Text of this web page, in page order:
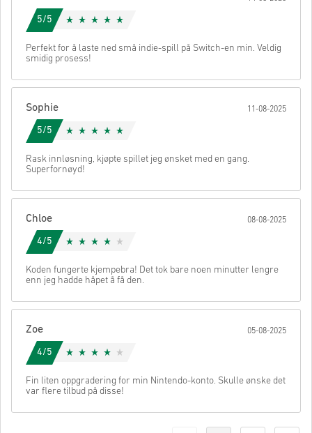
• Velg produktet ditt
• Velg ønsket betalingsmetode
• Fullfør bestillingen
Når det er gjort, får du en e-post med en sikker lenke for å få
Avbryt Send
5/5
Perfekt for å laste ned små indie-spill på Switch-en min. Veldig
smidig prosess!
Sophie 11-08-2025
5/5
Rask innløsning, kjøpte spillet jeg ønsket med en gang.
Superfornøyd!
Chloe 08-08-2025
4/5
Koden fungerte kjempebra! Det tok bare noen minutter lengre
enn jeg hadde håpet å få den.
Zoe 05-08-2025
4/5
Fin liten oppgradering for min Nintendo-konto. Skulle ønske det
var flere tilbud på disse!